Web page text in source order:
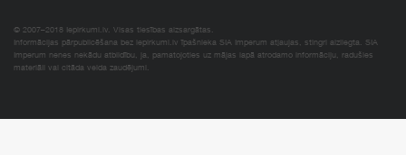
© 2007–2018 Iepirkumi.lv. Visas tiesības aizsargātas.
Informācijas pārpublicēšana bez iepirkumi.lv īpašnieka SIA Imperum atļaujas, stingri aizliegta. SIA
Imperum nenes nekādu atbildību, ja, pamatojoties uz mājas lapā atrodamo informāciju, radušies
materiāli vai citāda veida zaudējumi.